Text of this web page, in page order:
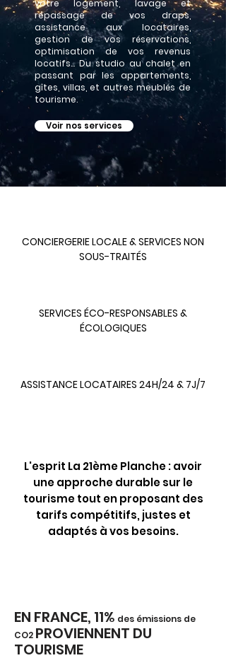
votre logement, lavage et
repassage de vos draps,
assistance aux locataires,
gestion de vos réservations,
optimisation de vos revenus
locatifs... Du studio au chalet en
passant par les appartements,
gîtes, villas, et autres meublés de
tourisme.
Voir nos services
CONCIERGERIE LOCALE & SERVICES NON
SOUS-TRAITÉS
SERVICES ÉCO-RESPONSABLES &
ÉCOLOGIQUES
ASSISTANCE LOCATAIRES 24H/24 & 7J/7
L'esprit La 21ème Planche : avoir
une approche durable sur le
tourisme tout en proposant des
tarifs compétitifs, justes et
adaptés à vos besoins.
EN FRANCE, 11% des émissions de
CO2 PROVIENNENT DU
TOURISME